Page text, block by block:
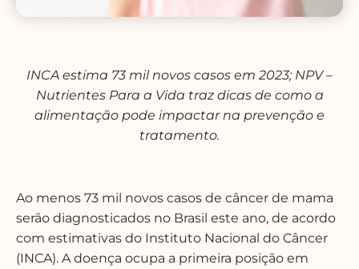
INCA estima 73 mil novos casos em 2023; NPV –
Nutrientes Para a Vida traz dicas de como a
alimentação pode impactar na prevenção e
tratamento.
Ao menos 73 mil novos casos de câncer de mama
serão diagnosticados no Brasil este ano, de acordo
com estimativas do Instituto Nacional do Câncer
(INCA). A doença ocupa a primeira posição em